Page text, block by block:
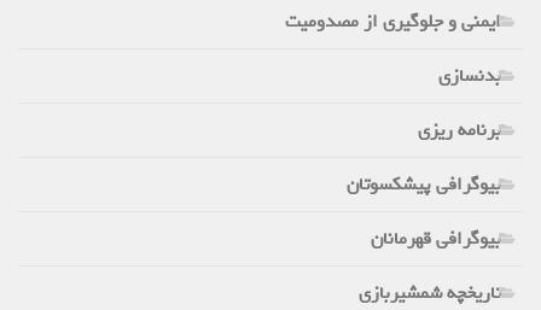
ایمنی و جلوگیری از مصدومیت
بدنسازی
برنامه ریزی
بیوگرافی پیشکسوتان
بیوگرافی قهرمانان
تاریخچه شمشیربازی